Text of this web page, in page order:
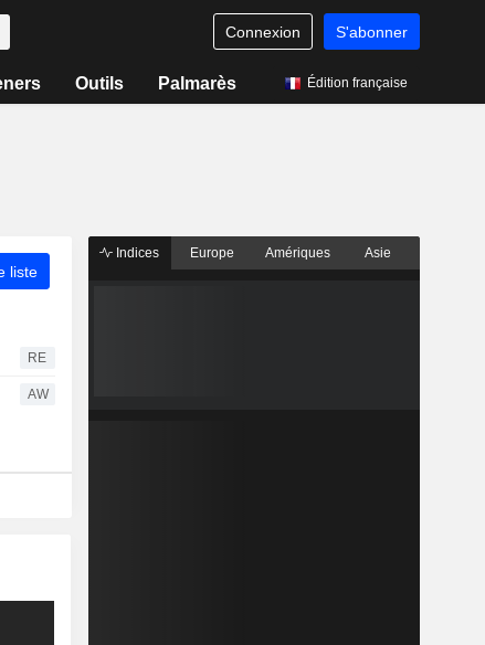
Connexion S'abonner
Outils Palmarès Édition française
liste
RE
AW
Indices Europe Amériques Asie